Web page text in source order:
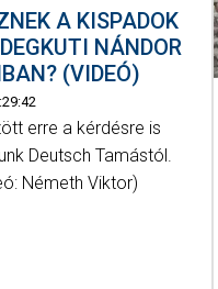
A KISPADOK
NÁNDOR
(VIDEÓ)
erre a kérdésre is
Deutsch Tamástól.
Németh Viktor)